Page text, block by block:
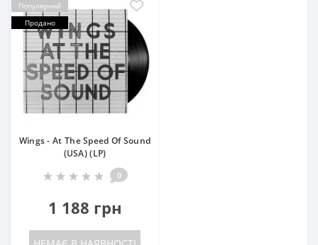
Популярний
Продано
Wings - At The Speed Of Sound
(USA) (LP)
0
1 188 грн